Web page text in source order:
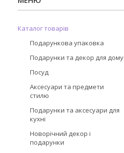
Каталог товарів
Подарункова упаковка
Подарунки та декор для дому
Посуд
Аксесуари та предмети
стилю
Подарунки та аксесуари для
кухні
Новорічний декор і
подарунки